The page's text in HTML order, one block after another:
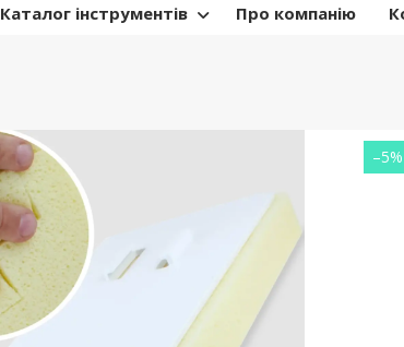
Каталог інструментів Про компанію
–5%